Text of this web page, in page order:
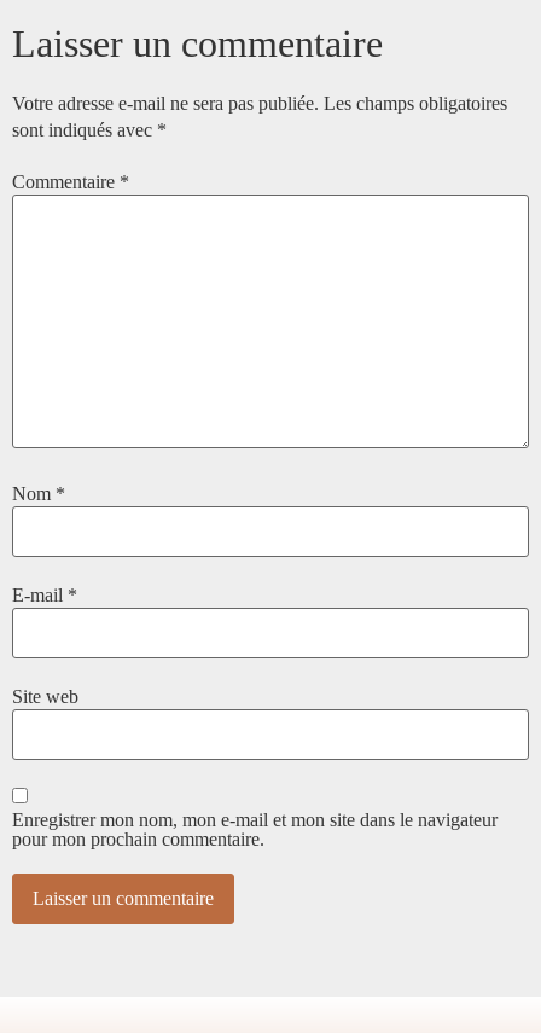
Laisser un commentaire
Votre adresse e-mail ne sera pas publiée. Les champs obligatoires
sont indiqués avec *
Commentaire *
Nom *
E-mail *
Site web
Enregistrer mon nom, mon e-mail et mon site dans le navigateur
pour mon prochain commentaire.